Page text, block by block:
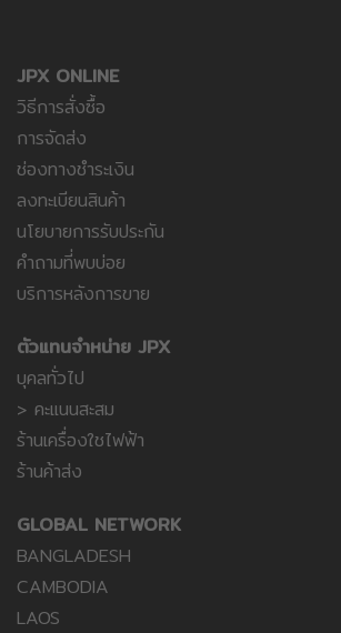
JPX ONLINE
วิธีการสั่งซื้อ
การจัดส่ง
ช่องทางชำระเงิน
ลงทะเบียนสินค้า
นโยบายการรับประกัน
คำถามที่พบบ่อย
บริการหลังการขาย
ตัวแทนจำหน่าย JPX
บุคลทั่วไป
> คะแนนสะสม
ร้านเครื่องใชไฟฟ้า
ร้านค้าส่ง
GLOBAL NETWORK
BANGLADESH
CAMBODIA
LAOS